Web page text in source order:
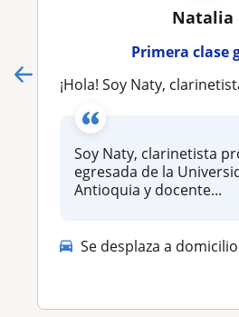
Natalia
Primera clase
¡Hola! Soy Naty, clarinetista profesional (UdeA). Ofrezco
Soy Naty, clarinetista
egresada de la
Antioquia y docente...
Se desplaza a domicilio